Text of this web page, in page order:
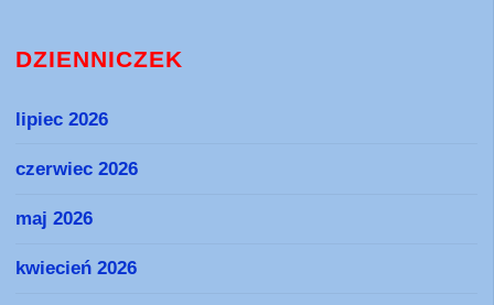
DZIENNICZEK
lipiec 2026
czerwiec 2026
maj 2026
kwiecień 2026